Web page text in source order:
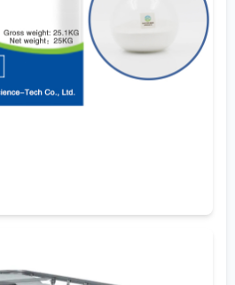
мы заказали партию у
было хорошо, пока груз не
порту на месяц из-за
со стороны отправителя.
в нестандартных ситуациях.
поддержки, отвечающей